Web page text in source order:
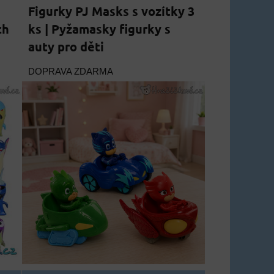
Figurky PJ Masks s vozítky 3
ks | Pyžamasky figurky s
auty pro děti
DOPRAVA ZDARMA